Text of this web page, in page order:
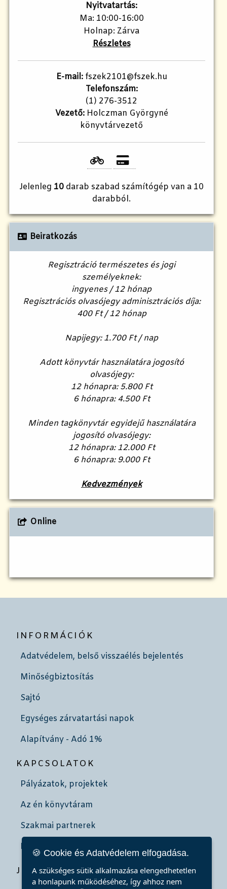
Nyitvatartás:
Ma: 10:00-16:00
Holnap: Zárva
Részletes
E-mail:fszek2101@fszek.hu​
Telefonszám:
(1) 276-3512
Vezető:Holczman Györgyné
könyvtárvezető
Jelenleg 10 darab szabad számítógép van a 10
darabból.
Beiratkozás
Regisztráció természetes és jogi
személyeknek:
ingyenes / 12 hónap
Regisztrációs olvasójegy adminisztrációs díja:
400 Ft / 12 hónap
Napijegy: 1.700 Ft / nap
Adott könyvtár használatára jogosító
olvasójegy:
12 hónapra: 5.800 Ft
6 hónapra: 4.500 Ft
Minden tagkönyvtár egyidejű használatára
jogosító olvasójegy:
12 hónapra: 12.000 Ft
6 hónapra: 9.000 Ft
Kedvezmények
Online
INFORMÁCIÓK
Adatvédelem, belső visszaélés bejelentés
Minőségbiztosítás
Sajtó
Egységes zárvatartási napok
Alapítvány - Adó 1%
KAPCSOLATOK
Pályázatok, projektek
Az én könyvtáram
Szakmai partnerek
Kötelespéldányok
JÖJJÖN HOZZÁNK!
🍪 Cookie és Adatvédelem elfogadása.
A szükséges sütik alkalmazása elengedhetetlen
a honlapunk működéséhez, így ahhoz nem